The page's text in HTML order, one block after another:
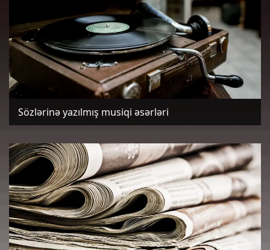
Sözlərinə yazılmış musiqi əsərləri